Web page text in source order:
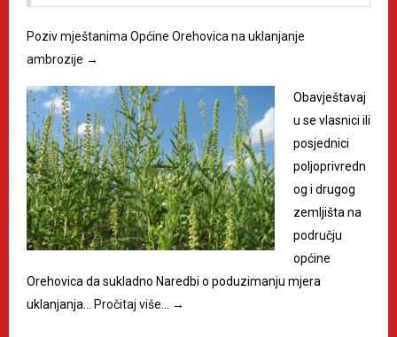
Poziv mještanima Općine Orehovica na uklanjanje
ambrozije →
Obavještavaj
u se vlasnici ili
posjednici
poljoprivredn
og i drugog
zemljišta na
području
općine
Orehovica da sukladno Naredbi o poduzimanju mjera
uklanjanja… Pročitaj više… →